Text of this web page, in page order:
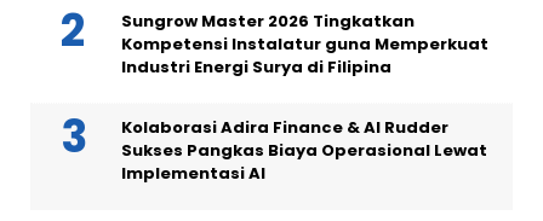
Sungrow Master 2026 Tingkatkan
Kompetensi Instalatur guna Memperkuat
Industri Energi Surya di Filipina
Kolaborasi Adira Finance & AI Rudder
Sukses Pangkas Biaya Operasional Lewat
Implementasi AI